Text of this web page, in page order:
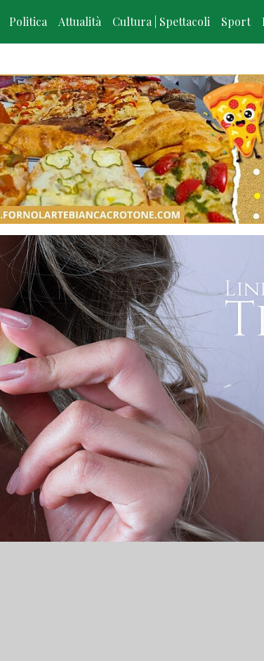
Politica Attualità Cultura | Spettacoli Sport